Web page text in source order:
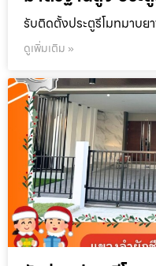
รับติดตั้งประตูรีโมทมาบย
ดูเพิ่มเติม »